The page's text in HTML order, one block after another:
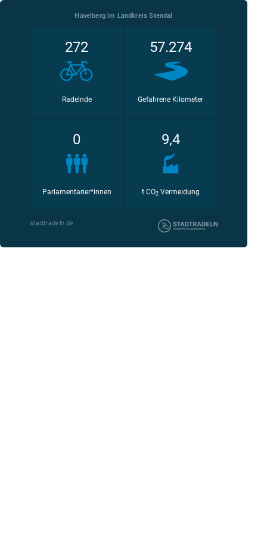
Havelberg im Landkreis Stendal
272
Radelnde
57.274
Gefahrene Kilometer
0
Parlamentarier*innen
9,4
t CO2Vermeidung
stadtradeln.de